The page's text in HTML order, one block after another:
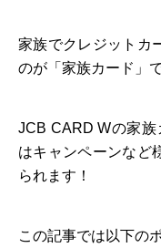
家族でクレジットカ
のが「家族カード」で
JCB CARD Wの家
はキャンペーンなど
られます！
この記事では以下の